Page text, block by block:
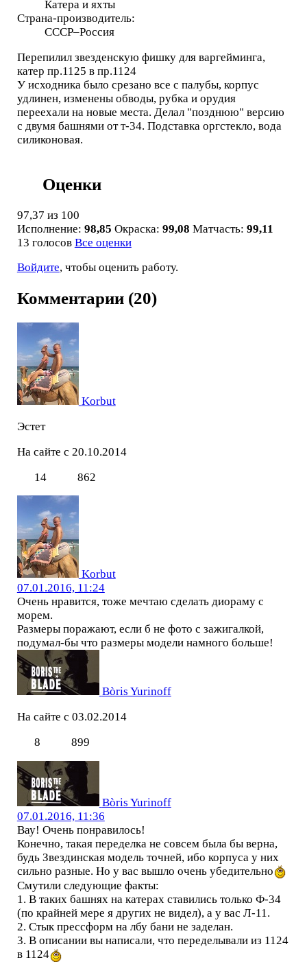
Катера и яхты
Страна-производитель:
СССР–Россия
Перепилил звезденскую фишку для варгейминга,
катер пр.1125 в пр.1124
У исходника было срезано все с палубы, корпус
удлинен, изменены обводы, рубка и орудия
переехали на новые места. Делал "позднюю" версию
с двумя башнями от т-34. Подставка оргстекло, вода
силиконовая.
Оценки
97,37 из 100
Исполнение: 98,85 Окраска: 99,08 Матчасть: 99,11
13 голосов Все оценки
Войдите, чтобы оценить работу.
Комментарии (20)
Korbut
Эстет
На сайте с 20.10.2014
14
862
Korbut
07.01.2016, 11:24
Очень нравится, тоже мечтаю сделать диораму с
морем.
Размеры поражают, если б не фото с зажигалкой,
подумал-бы что размеры модели намного больше!
Bòris Yurinoff
На сайте с 03.02.2014
8
899
Bòris Yurinoff
07.01.2016, 11:36
Вау! Очень понравилось!
Конечно, такая переделка не совсем была бы верна,
будь Звездинская модель точней, ибо корпуса у них
сильно разные. Но у вас вышло очень убедительно
Смутили следующие факты:
1. В таких башнях на катерах ставились только Ф-34
(по крайней мере я других не видел), а у вас Л-11.
2. Стык прессформ на лбу бани не заделан.
3. В описании вы написали, что переделывали из 1124
в 1124